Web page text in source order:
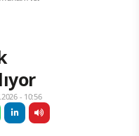
- 10:56